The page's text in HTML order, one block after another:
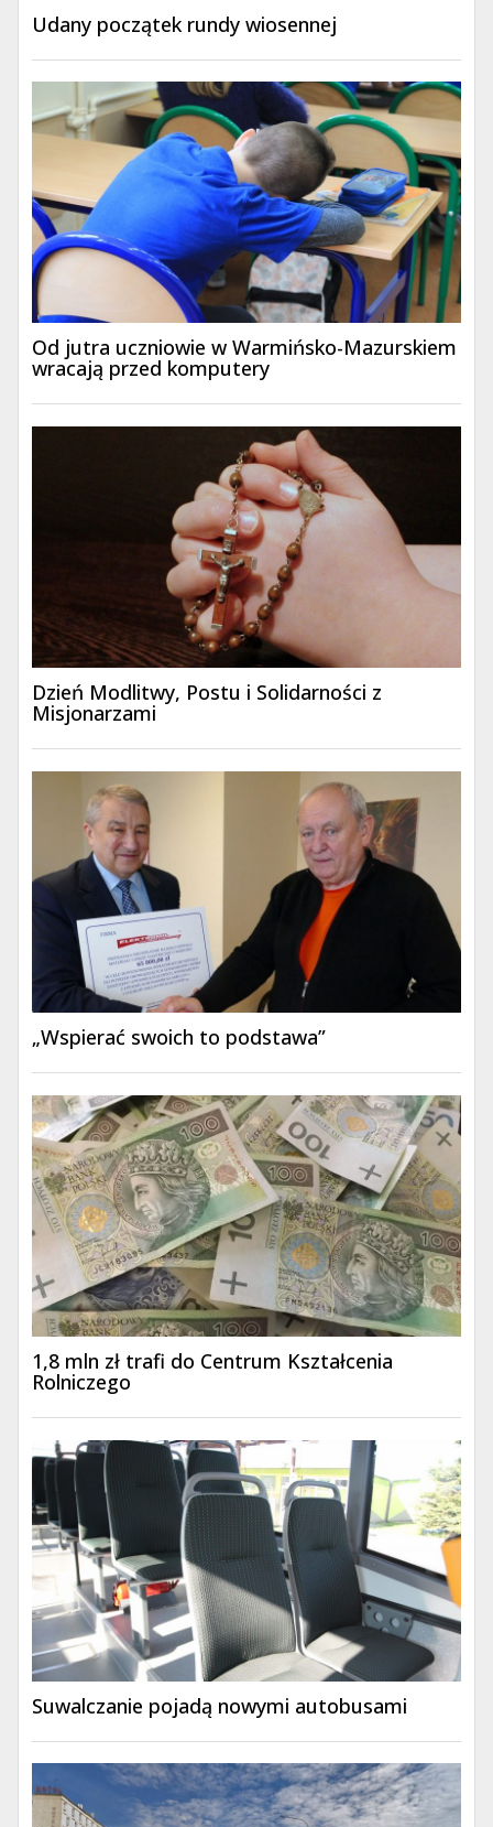
Udany początek rundy wiosennej
Od jutra uczniowie w Warmińsko-Mazurskiem
wracają przed komputery
Dzień Modlitwy, Postu i Solidarności z
Misjonarzami
„Wspierać swoich to podstawa”
1,8 mln zł trafi do Centrum Kształcenia
Rolniczego
Suwalczanie pojadą nowymi autobusami